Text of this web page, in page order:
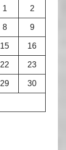
1 2
8 9
15 16
22 23
29 30